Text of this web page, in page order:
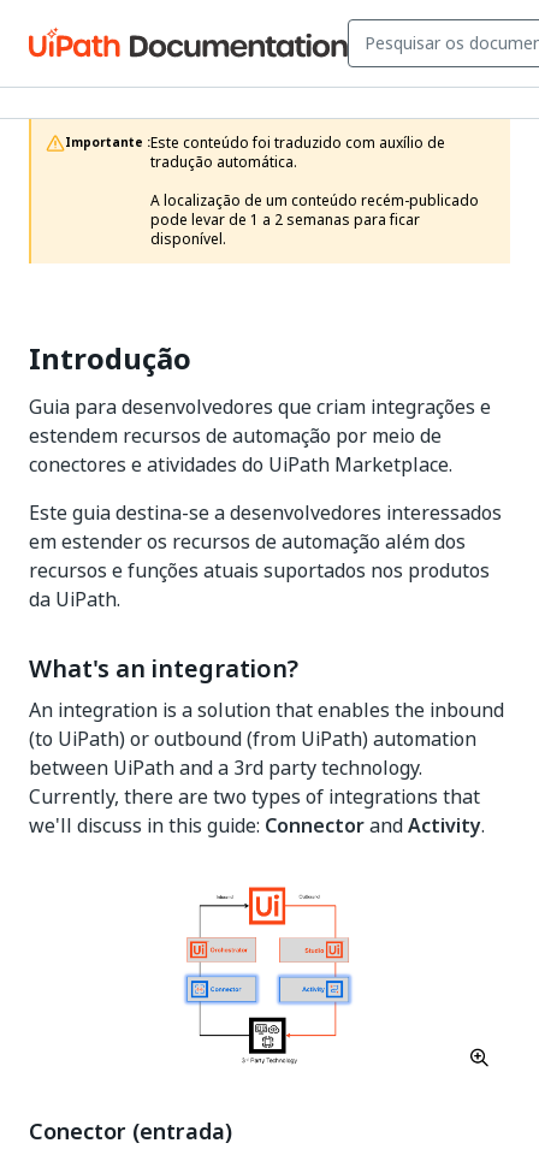
Importante :Este conteúdo foi traduzido com auxílio de
tradução automática.
A localização de um conteúdo recém-publicado
pode levar de 1 a 2 semanas para ficar
disponível.
Introdução
Guia para desenvolvedores que criam integrações e
estendem recursos de automação por meio de
conectores e atividades do UiPath Marketplace.
Este guia destina-se a desenvolvedores interessados
em estender os recursos de automação além dos
recursos e funções atuais suportados nos produtos
da UiPath.
What's an integration?
An integration is a solution that enables the inbound
(to UiPath) or outbound (from UiPath) automation
between UiPath and a 3rd party technology.
Currently, there are two types of integrations that
we'll discuss in this guide: ConnectorandActivity.
Conector (entrada)